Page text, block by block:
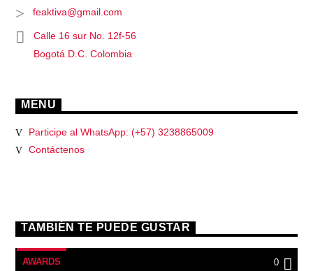
feaktiva@gmail.com
Calle 16 sur No. 12f-56
Bogotá D.C. Colombia
MENU
Participe al WhatsApp: (+57) 3238865009
Contáctenos
TAMBIÉN TE PUEDE GUSTAR
AWARDS 0